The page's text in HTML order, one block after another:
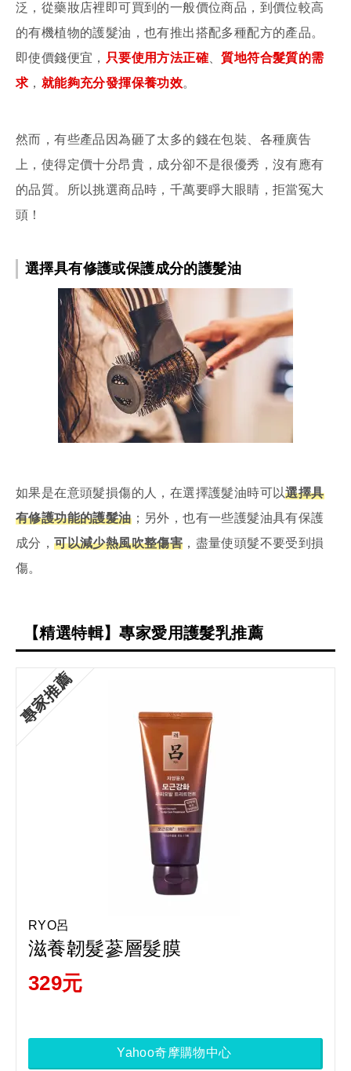
泛，從藥妝店裡即可買到的一般價位商品，到價位較高
的有機植物的護髮油，也有推出搭配多種配方的產品。
即使價錢便宜， 只要使用方法正確 、質地符合髮質的需
求 ， 就能夠充分發揮保養功效。
然而，有些產品因為砸了太多的錢在包裝、各種廣告
上，使得定價十分昂貴，成分卻不是很優秀，沒有應有
的品質。所以挑選商品時，千萬要睜大眼睛，拒當冤大
頭！
選擇具有修護或保護成分的護髮油
如果是在意頭髮損傷的人，在選擇護髮油時可以選擇具
有修護功能的護髮油；另外，也有一些護髮油具有保護
成分，可以減少熱風吹整傷害 ，盡量使頭髮不要受到損
傷。
【精選特輯】專家愛用護髮乳推薦
專家推薦
RYO呂
滋養韌髮蔘層髮膜
329元
Yahoo奇摩購物中心